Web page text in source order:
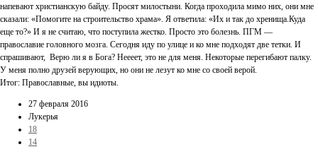
напевают христианскую байду. Просят милостыни. Когда проходила мимо них, они мне
сказали: «Помогите на строительство храма». Я ответила: «Их и так до хренища.Куда
еще то?» И я не считаю, что поступила жестко. Просто это болезнь. ПГМ —
православие головного мозга. Сегодня иду по улице и ко мне подходят две тетки. И
спрашивают, Верю ли я в Бога? Неееет, это не для меня. Некоторые перегибают палку.
У меня полно друзей верующих, но они не лезут ко мне со своей верой.
Итог: Православные, вы идиоты.
27 февраля 2016
Лукерья
18
14